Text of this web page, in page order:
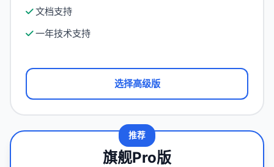
文档支持
一年技术支持
选择高级版
推荐
旗舰Pro版